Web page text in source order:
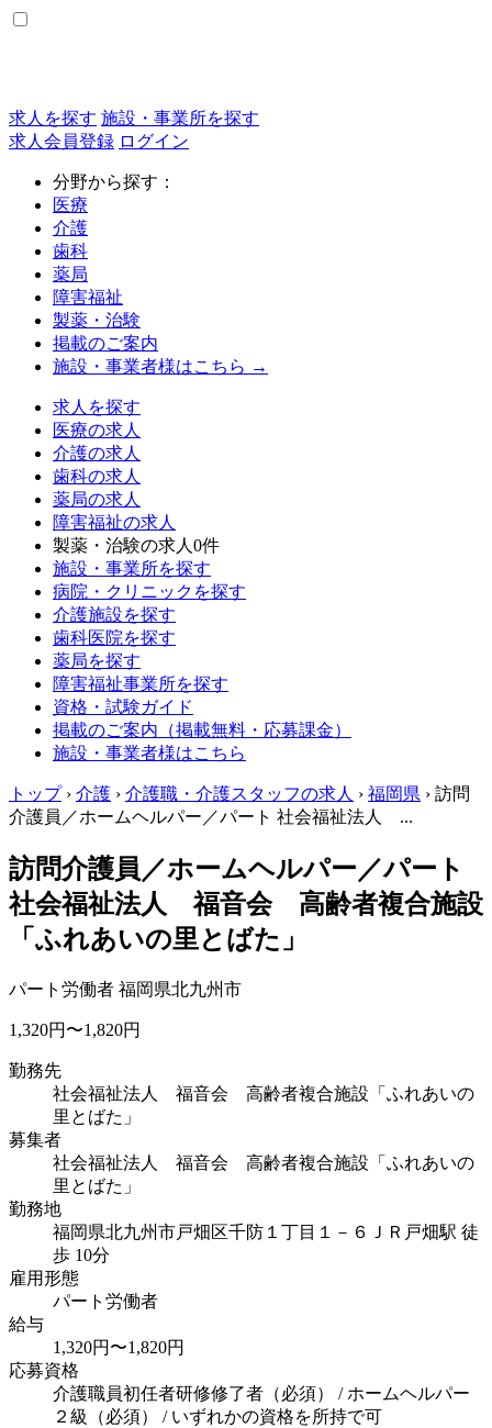
求人を探す 施設・事業所を探す
求人会員登録 ログイン
分野から探す：
医療
介護
歯科
薬局
障害福祉
製薬・治験
掲載のご案内
施設・事業者様はこちら →
求人を探す
医療の求人
介護の求人
歯科の求人
薬局の求人
障害福祉の求人
製薬・治験の求人 0件
施設・事業所を探す
病院・クリニックを探す
介護施設を探す
歯科医院を探す
薬局を探す
障害福祉事業所を探す
資格・試験ガイド
掲載のご案内（掲載無料・応募課金）
施設・事業者様はこちら
トップ › 介護 › 介護職・介護スタッフの求人 › 福岡県 › 訪問
介護員／ホームヘルパー／パート 社会福祉法人 ...
訪問介護員／ホームヘルパー／パート
社会福祉法人 福音会 高齢者複合施設
「ふれあいの里とばた」
パート労働者 福岡県北九州市
1,320円〜1,820円
勤務先
社会福祉法人 福音会 高齢者複合施設「ふれあいの
里とばた」
募集者
社会福祉法人 福音会 高齢者複合施設「ふれあいの
里とばた」
勤務地
福岡県北九州市戸畑区千防１丁目１－６
ＪＲ戸畑駅 徒
歩 10分
雇用形態
パート労働者
給与
1,320円〜1,820円
応募資格
介護職員初任者研修修了者（必須） / ホームヘルパー
２級（必須） / いずれかの資格を所持で可